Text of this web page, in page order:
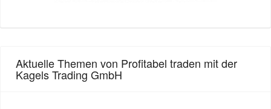
Aktuelle Themen von Profitabel traden mit der
Kagels Trading GmbH